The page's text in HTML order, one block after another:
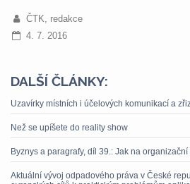
ČTK, redakce
4. 7. 2016
DALŠÍ ČLÁNKY:
Uzavírky místních i účelových komunikací a
Než se upíšete do reality show
Byznys a paragrafy, díl 39.: Jak na
Aktuální vývoj odpadového práva v České